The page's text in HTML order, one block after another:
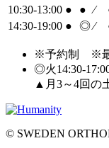
10:30-13:00 ● ● ⁄
14:30-19:00 ● ◎ ⁄
※予約制 ※最
◎火14:30-
▲月3～4回の
© SWEDEN